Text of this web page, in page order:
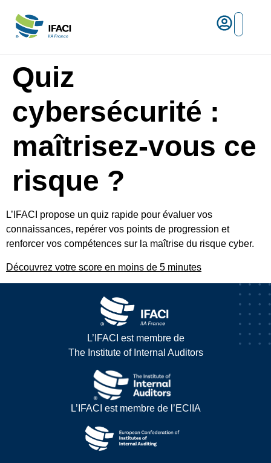
Quiz
cybersécurité :
maîtrisez-vous ce
risque ?
L’IFACI propose un quiz rapide pour évaluer vos
connaissances, repérer vos points de progression et
renforcer vos compétences sur la maîtrise du risque cyber.
Découvrez votre score en moins de 5 minutes
L’IFACI est membre de
The Institute of Internal Auditors
L’IFACI est membre de l’ECIIA